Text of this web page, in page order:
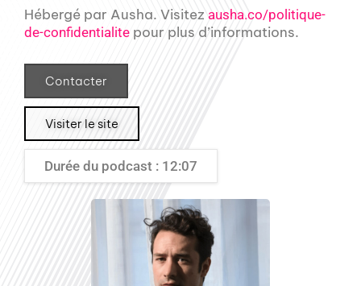
Hébergé par Ausha. Visitez ausha.co/politique-
de-confidentialite pour plus d’informations.
Contacter
Visiter le site
Durée du podcast : 12:07